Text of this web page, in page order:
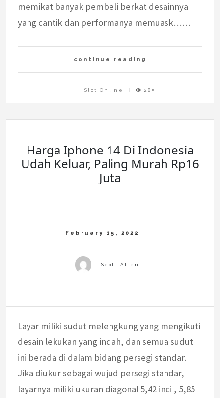
memikat banyak pembeli berkat desainnya
yang cantik dan performanya memuask……
continue reading
Slot Online 285
Harga Iphone 14 Di Indonesia
Udah Keluar, Paling Murah Rp16
Juta
Layar miliki sudut melengkung yang mengikuti
desain lekukan yang indah, dan semua sudut
ini berada di dalam bidang persegi standar.
Jika diukur sebagai wujud persegi standar,
layarnya miliki ukuran diagonal 5,42 inci , 5,85